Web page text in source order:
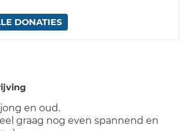
DONATIES
en oud.
graag nog even spannend en